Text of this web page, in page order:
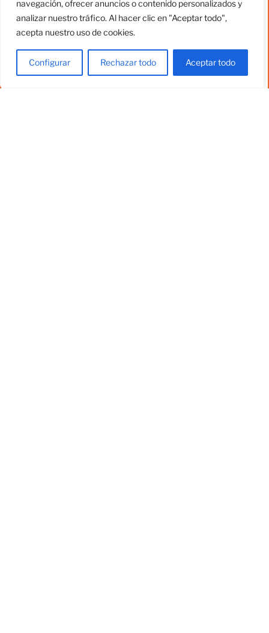
navegación, ofrecer anuncios o contenido personalizados y
analizar nuestro tráfico. Al hacer clic en "Aceptar todo",
acepta nuestro uso de cookies.
Configurar Rechazar todo Aceptar todo